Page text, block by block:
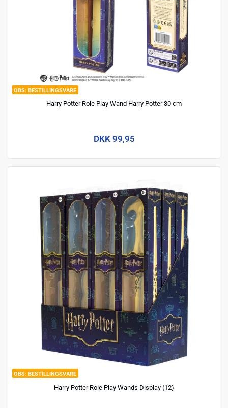
BESTILLINGSVARE
Harry Potter Role Play Wand Harry Potter 30 cm
DKK 99,95
BESTILLINGSVARE
Harry Potter Role Play Wands Display (12)